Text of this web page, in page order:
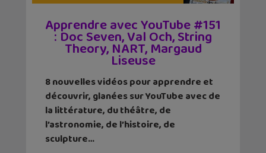
Apprendre avec YouTube #151
: Doc Seven, Val Och, String
Theory, NART, Margaud
Liseuse
8 nouvelles vidéos pour apprendre et
découvrir, glanées sur YouTube avec de
la littérature, du théâtre, de
l’astronomie, de l’histoire, de
sculpture…